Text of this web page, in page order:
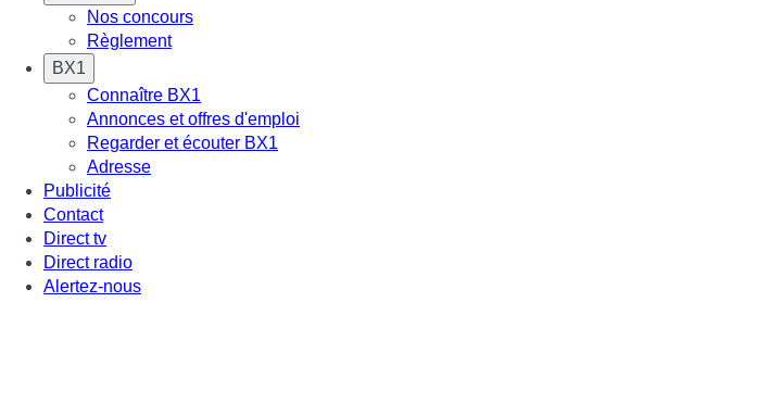
Nos concours
Règlement
BX1
Connaître BX1
Annonces et offres d'emploi
Regarder et écouter BX1
Adresse
Publicité
Contact
Direct tv
Direct radio
Alertez-nous